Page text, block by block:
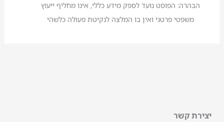
הבהרה: הפוסט נועד לספק מידע כללי, אינו מחליף ייעוץ
משפטי פרטני ואין בו המלצה לנקיטת פעולה כלשהי
יצירת קשר